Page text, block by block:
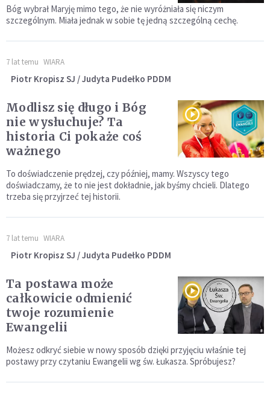
Bóg wybrał Maryję mimo tego, że nie wyróżniała się niczym
szczególnym. Miała jednak w sobie tę jedną szczególną cechę.
7 lat temu WIARA
Piotr Kropisz SJ / Judyta Pudełko PDDM
Modlisz się długo i Bóg
nie wysłuchuje? Ta
historia Ci pokaże coś
ważnego
To doświadczenie prędzej, czy później, mamy. Wszyscy tego
doświadczamy, że to nie jest dokładnie, jak byśmy chcieli. Dlatego
trzeba się przyjrzeć tej historii.
7 lat temu WIARA
Piotr Kropisz SJ / Judyta Pudełko PDDM
Ta postawa może
całkowicie odmienić
twoje rozumienie
Ewangelii
Możesz odkryć siebie w nowy sposób dzięki przyjęciu właśnie tej
postawy przy czytaniu Ewangelii wg św. Łukasza. Spróbujesz?